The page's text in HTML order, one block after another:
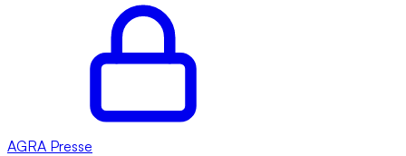
AGRA Presse